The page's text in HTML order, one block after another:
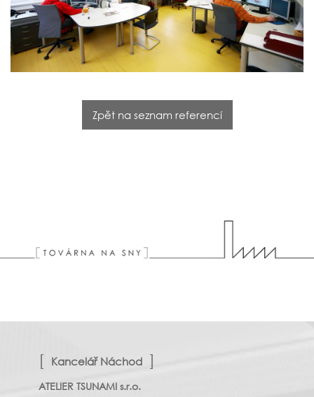
Zpět na seznam referencí
Kancelář Náchod
ATELIER TSUNAMI s.r.o.